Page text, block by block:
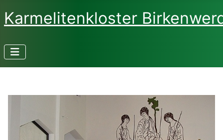
Karmelitenkloster